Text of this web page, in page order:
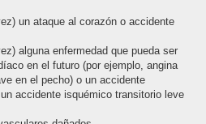
un ataque al corazón o accidente
alguna enfermedad que pueda ser
en el futuro (por ejemplo, angina
en el pecho) o un accidente
accidente isquémico transitorio leve